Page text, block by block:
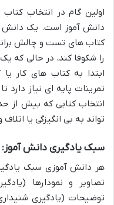
اولین گام در انتخاب
دانش آموز است. یک دانش
کتاب های تست و چالش
را شکوفا کند، در حالی
ابتدا به کتاب های کار
تمرینات پایه ای نیاز
انتخاب کتابی که بیش از
تواند به بی انگیزگی یا
سبک یادگیری دانش
هر دانش آموزی سبک
تصاویر و نمودارها
توضیحات (یادگیری